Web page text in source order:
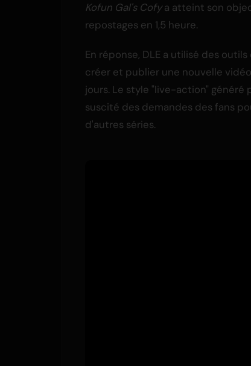
Kofun Gal's Cofya atteint son
repostages en 1,5 heure.
En réponse, DLE a utilisé des
créer et publier une nouvelle
jours. Le style "live-action" généré
suscité des demandes des fans
d'autres séries.